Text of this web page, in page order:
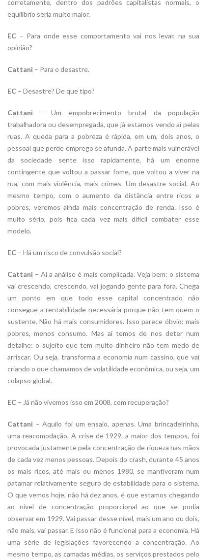
corretamente, dentro dos padrões capitalistas normais, o
equilíbrio seria muito maior.
EC – Para onde esse comportamento vai nos levar, na sua
opinião?
Cattani – Para o desastre.
EC – Desastre? De que tipo?
Cattani – Um empobrecimento brutal da população
trabalhadora ou desempregada, que já estamos vendo aí pelas
ruas. A queda para a pobreza é rápida, em um, dois anos, o
pessoal que perde emprego se afunda. A parte mais vulnerável
da sociedade sente isso rapidamente, há um enorme
contingente que voltou a passar fome, que voltou a viver na
rua, com mais violência, mais crimes. Um desastre social. Ao
mesmo tempo, com o aumento da distância entre ricos e
pobres, veremos ainda mais concentração de renda. Isso é
muito sério, pois fica cada vez mais difícil combater esse
modelo.
EC – Há um risco de convulsão social?
Cattani – Aí a análise é mais complicada. Veja bem: o sistema
vai crescendo, crescendo, vai jogando gente para fora. Chega
um ponto em que todo esse capital concentrado não
consegue a rentabilidade necessária porque não tem quem o
sustente. Não há mais consumidores. Isso parece óbvio: mais
pobres, menos consumo. Mas aí temos de nos deter num
detalhe: o sujeito que tem muito dinheiro não tem medo de
arriscar. Ou seja, transforma a economia num cassino, que vai
criando o que chamamos de volatilidade econômica, ou seja, um
colapso global.
EC – Já não vivemos isso em 2008, com recuperação?
Cattani – Aquilo foi um ensaio, apenas. Uma brincadeirinha,
uma reacomodação. A crise de 1929, a maior dos tempos, foi
provocada justamente pela concentração de riqueza nas mãos
de cada vez menos pessoas. Depois do crash, durante 45 anos
os mais ricos, até mais ou menos 1980, se mantiveram num
patamar relativamente seguro de estabilidade para o sistema.
O que vemos hoje, não há dez anos, é que estamos chegando
ao nível de concentração proporcional ao que se podia
observar em 1929. Vai passar desse nível, mais um ano ou dois,
não mais, vai passar. E isso não é funcional para a economia. Há
uma série de legislações favorecendo a concentração. Ao
mesmo tempo, as camadas médias, os serviços prestados pelo